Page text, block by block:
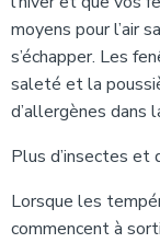
moyens pour l’air
s’échapper. Les
saleté et la
d’allergènes dans
Plus d’insectes et
Lorsque les
commencent à